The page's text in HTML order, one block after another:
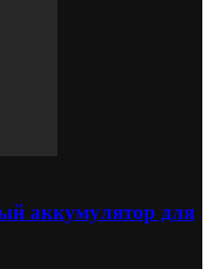
аккумулятор для